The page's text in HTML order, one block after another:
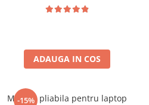
ADAUGA IN COS
-15%
Masuta pliabila pentru laptop